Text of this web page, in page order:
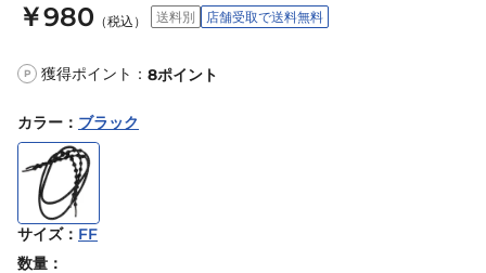
￥980 （税込） 送料別 店舗受取で送料無料
P 獲得ポイント： 8ポイント
カラー ： ブラック
サイズ： FF
数量：